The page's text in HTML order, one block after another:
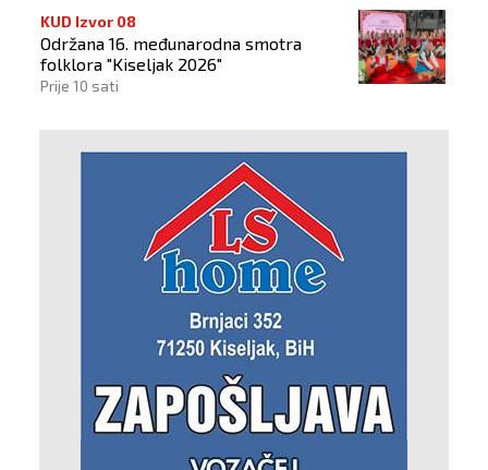
KUD Izvor 08
Održana 16. međunarodna smotra
folklora "Kiseljak 2026"
Prije 10 sati